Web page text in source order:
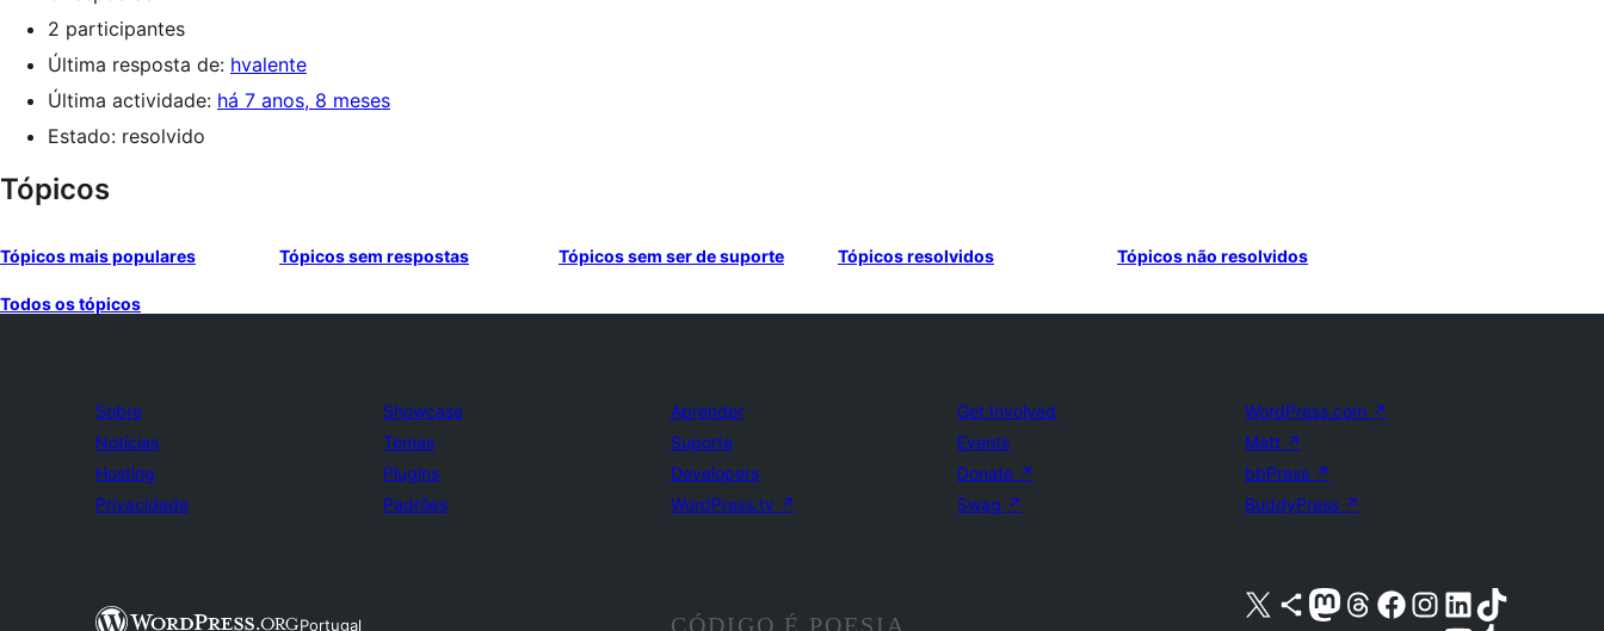
2 participantes
Última resposta de: hvalente
Última actividade: há 7 anos, 8 meses
Estado: resolvido
Tópicos
Tópicos mais populares Tópicos sem respostas Tópicos sem ser de suporte Tópicos resolvidos Tópicos não resolvidos
Todos os tópicos
Sobre
Notícias
Hosting
Privacidade
Showcase
Temas
Plugins
Padrões
Aprender
Suporte
Developers
WordPress.tv ↗
Get Involved
Events
Donate ↗
Swag ↗
WordPress.com ↗
Matt ↗
bbPress ↗
BuddyPress ↗
Portugal
Visite a nossa conta X (antigo Twitter)
Visit our Bluesky account
Visit our Mastodon account
Visit our Threads account
Visite a nossa página do Facebook
Visite a nossa conta no Instagram
Visite a nossa conta no LinkedIn
Visit our TikTok account
CÓDIGO É POESIA.